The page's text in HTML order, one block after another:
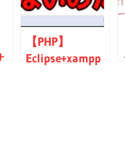
【PHP】
Eclipse+xampp